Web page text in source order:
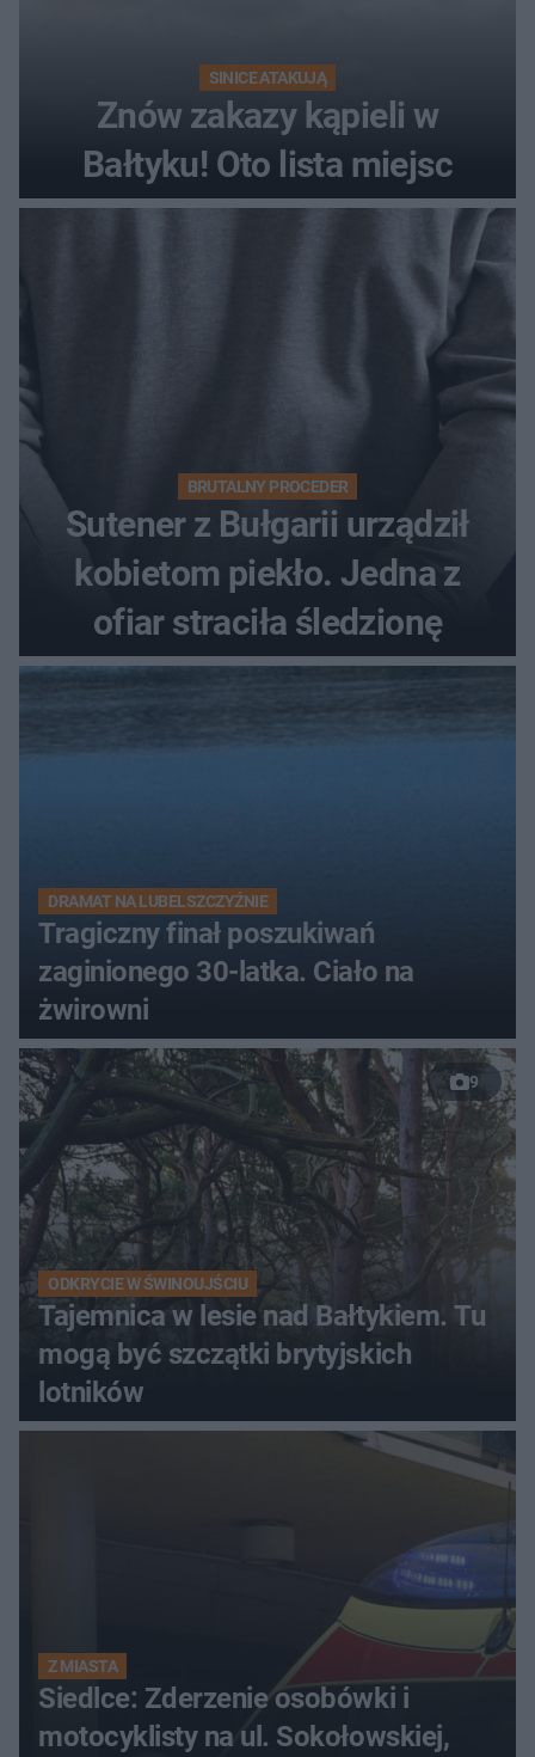
SINICE ATAKUJĄ
Znów zakazy kąpieli w
Bałtyku! Oto lista miejsc
BRUTALNY PROCEDER
Sutener z Bułgarii urządził
kobietom piekło. Jedna z
ofiar straciła śledzionę
DRAMAT NA LUBELSZCZYŹNIE
Tragiczny finał poszukiwań
zaginionego 30-latka. Ciało na
żwirowni
9
ODKRYCIE W ŚWINOUJŚCIU
Tajemnica w lesie nad Bałtykiem. Tu
mogą być szczątki brytyjskich
lotników
Z MIASTA
Siedlce: Zderzenie osobówki i
motocyklisty na ul. Sokołowskiej,